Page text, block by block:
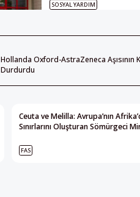
SOSYAL YARDIM
Hollanda Oxford-AstraZeneca Aşısının
Durdurdu
Ceuta ve Melilla: Avrupa’nın
Sınırlarını Oluşturan Sömürgeci
FAS